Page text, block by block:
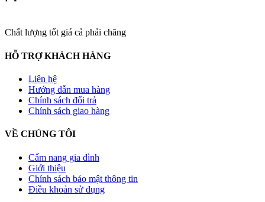
Chất lượng tốt giá cả phải chăng
HỖ TRỢ KHÁCH HÀNG
Liên hệ
Hướng dẫn mua hàng
Chính sách đổi trả
Chính sách giao hàng
VỀ CHÚNG TÔI
Cẩm nang gia đình
Giới thiệu
Chính sách bảo mật thông tin
Điều khoản sử dụng